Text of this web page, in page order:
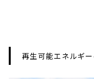
再生可能エネルギ